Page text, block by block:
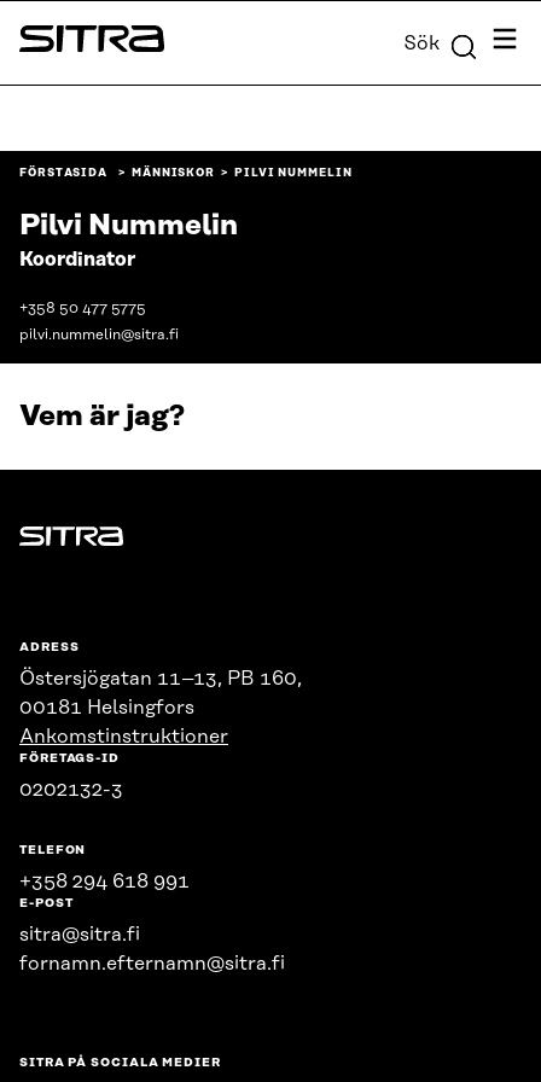
Skip to
content
Sitra Sök Meny
FÖRSTASIDA MÄNNISKOR PILVI NUMMELIN
Pilvi Nummelin
Koordinator
+358 50 477 5775
pilvi.nummelin@sitra.fi
Vem är jag?
Sitra
ADRESS
Östersjögatan 11–13, PB 160,
00181 Helsingfors
Ankomstinstruktioner
FÖRETAGS-ID
0202132-3
TELEFON
+358 294 618 991
E-POST
sitra@sitra.fi
fornamn.efternamn@sitra.fi
SITRA PÅ SOCIALA MEDIER